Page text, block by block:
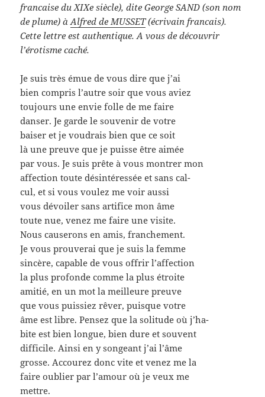
francaise du XIXe siècle), dite George SAND (son nom
de plume) àAlfred de MUSSET(écrivain francais).
Cette lettre est authentique. A vous de découvrir
l’érotisme caché.
Je suis très émue de vous dire que j’ai
bien compris l’autre soir que vous aviez
toujours une envie folle de me faire
danser. Je garde le souvenir de votre
baiser et je voudrais bien que ce soit
là une preuve que je puisse être aimée
par vous. Je suis prête à vous montrer mon
affection toute désintéressée et sans cal-
cul, et si vous voulez me voir aussi
vous dévoiler sans artifice mon âme
toute nue, venez me faire une visite.
Nous causerons en amis, franchement.
Je vous prouverai que je suis la femme
sincère, capable de vous offrir l’affection
la plus profonde comme la plus étroite
amitié, en un mot la meilleure preuve
que vous puissiez rêver, puisque votre
âme est libre. Pensez que la solitude où j’ha-
bite est bien longue, bien dure et souvent
difficile. Ainsi en y songeant j’ai l’âme
grosse. Accourez donc vite et venez me la
faire oublier par l’amour où je veux me
mettre.